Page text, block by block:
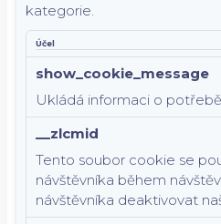
kategorie.
Účel
show_cookie_message
Ukládá informaci o
__zlcmid
Tento soubor cookie se
návštěvníka během
návštěvníka deaktivovat